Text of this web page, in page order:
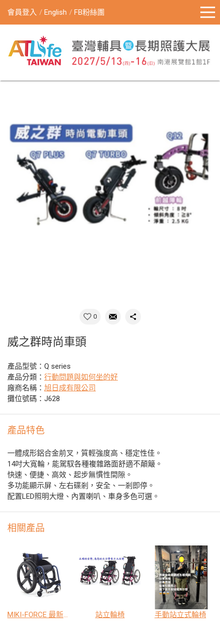
會員登入 English FB粉絲團
0
威之群時尚車頭
產品型號：Q series
產品分類： 行動問題與如何坐的好
廠商名稱： 旭日成有限公司
攤位號碼：J628
產品特色
一體成形鋁合金前叉，質輕強度高、穩定性佳。
14吋大寬輪，能駕馭各種複雜路面舒適不顛簸。
快速、便捷、高效、起步無慣性間隙。
多功能顯示屏、左右碟剎，安全、一剎即停。
配置LED照明大燈、內置喇叭、車身多色可選。
相關產品
MIKI-FORCE 最新款-高活動型輪椅 站立輪椅 手動站立式輪椅